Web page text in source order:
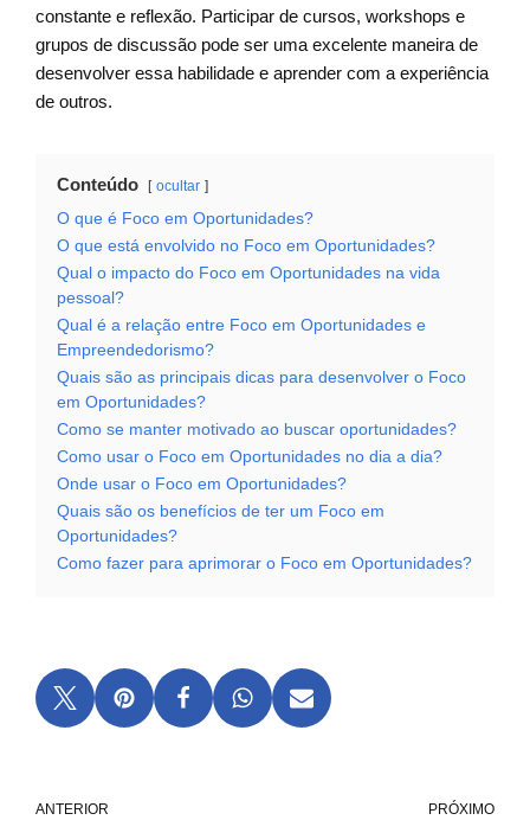
constante e reflexão. Participar de cursos, workshops e
grupos de discussão pode ser uma excelente maneira de
desenvolver essa habilidade e aprender com a experiência
de outros.
Conteúdo ocultar
O que é Foco em Oportunidades?
O que está envolvido no Foco em Oportunidades?
Qual o impacto do Foco em Oportunidades na vida
pessoal?
Qual é a relação entre Foco em Oportunidades e
Empreendedorismo?
Quais são as principais dicas para desenvolver o Foco
em Oportunidades?
Como se manter motivado ao buscar oportunidades?
Como usar o Foco em Oportunidades no dia a dia?
Onde usar o Foco em Oportunidades?
Quais são os benefícios de ter um Foco em
Oportunidades?
Como fazer para aprimorar o Foco em Oportunidades?
ANTERIOR PRÓXIMO